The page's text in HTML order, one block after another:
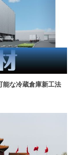
能な冷蔵倉庫新工法